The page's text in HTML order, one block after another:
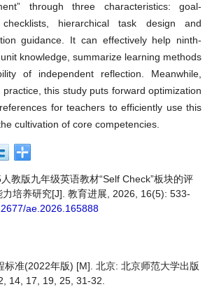
through three characteristics: goal-
hierarchical task design and
guidance. It can effectively help ninth-
knowledge, summarize learning methods
of independent reflection. Meanwhile,
this study puts forward optimization
for teachers to efficiently use this
cultivation of core competencies.
教版九年级英语教材“Self Check”板块的评
培养研究[J]. 教育进展, 2026, 16(5): 533-
ae.2026.165888
标准(2022年版) [M]. 北京: 北京师范大学出版
14, 17, 19, 25, 31-32.